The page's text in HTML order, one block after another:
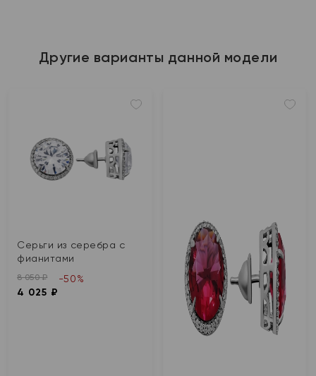
Другие варианты данной модели
Серьги из серебра с
фианитами
8 050 ₽
4 025 ₽
-50%